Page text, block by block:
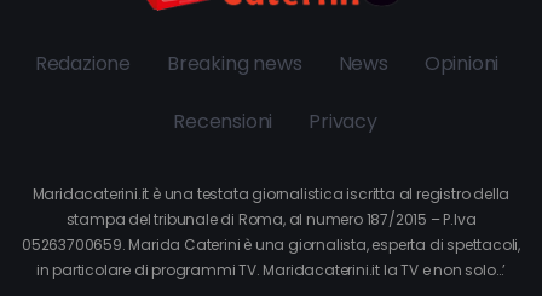
Redazione Breaking news News Opinioni
Recensioni Privacy
Maridacaterini.it è una testata giornalistica iscritta al registro della
stampa del tribunale di Roma, al numero 187/2015 – P.Iva
05263700659. Marida Caterini è una giornalista, esperta di spettacoli,
in particolare di programmi TV. Maridacaterini.it la TV e non solo…’